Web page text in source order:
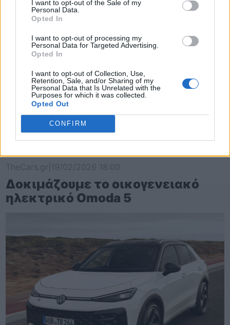
I want to opt-out of the Sale of my
Personal Data.
Opted In
I want to opt-out of processing my
Personal Data for Targeted Advertising.
Opted In
I want to opt-out of Collection, Use,
Retention, Sale, and/or Sharing of my
Personal Data that Is Unrelated with the
Purposes for which it was collected.
Opted Out
CONFIRM
Δοκιμάζουμε το οικογενειακό
ηλεκτρικό Omoda 5